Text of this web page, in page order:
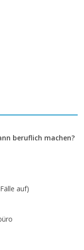
beruflich machen?
auf)